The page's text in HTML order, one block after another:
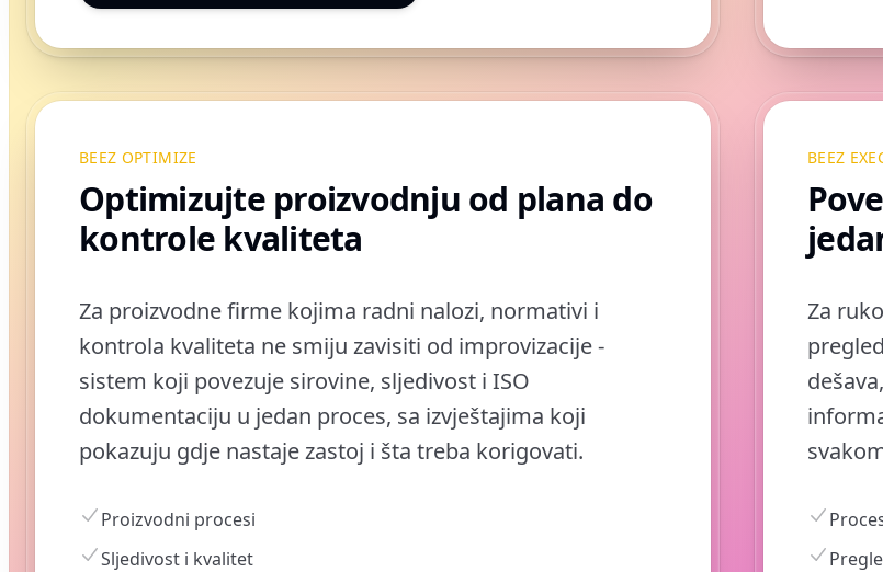
BEEZ OPTIMIZE
Optimizujte proizvodnju od plana do
kontrole kvaliteta
Za proizvodne firme kojima radni nalozi, normativi i
kontrola kvaliteta ne smiju zavisiti od improvizacije -
sistem koji povezuje sirovine, sljedivost i ISO
dokumentaciju u jedan proces, sa izvještajima koji
pokazuju gdje nastaje zastoj i šta treba korigovati.
Proizvodni procesi
Sljedivost i kvalitet
BEEZ
Za